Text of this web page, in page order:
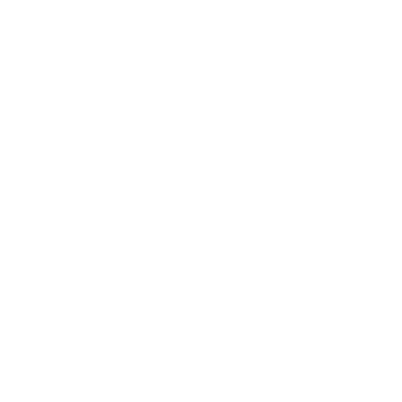
ありません。
です。
ず変更すること